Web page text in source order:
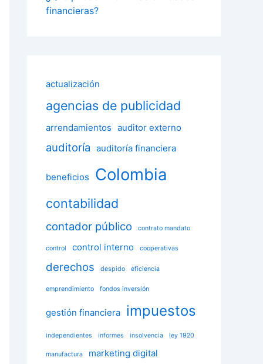
financieras?
actualización
agencias de publicidad
arrendamientos auditor externo
auditoría auditoría financiera
beneficios Colombia
contabilidad
contador público contrato mandato
control control interno cooperativas
derechos despido eficiencia
emprendimiento fondos inversión
gestión financiera impuestos
independientes informes insolvencia ley 1920
manufactura marketing digital